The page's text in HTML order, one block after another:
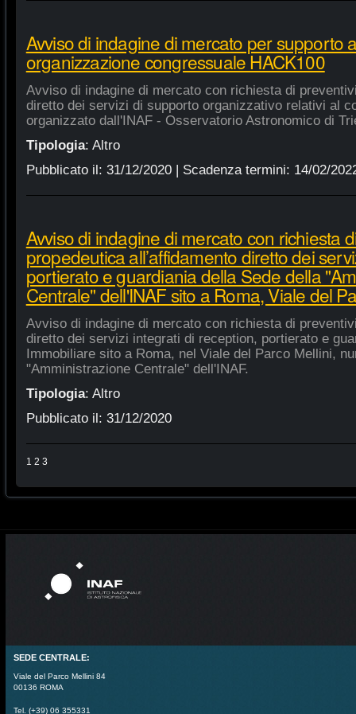
Avviso di indagine di mercato per supporto
organizzazione congressuale HACK100
Avviso di indagine di mercato con richiesta di
diretto dei servizi di supporto organizzativo relativi al
organizzato dall'INAF - Osservatorio Astronomico di
Tipologia: Altro
Pubblicato il: 31/12/2020| Scadenza termini: 14/02/
Avviso di indagine di mercato con richiesta
propedeutica all’affidamento diretto dei
portierato e guardiania della Sede della
Centrale" dell'INAF sito a Roma, Viale del
Avviso di indagine di mercato con richiesta di
diretto dei servizi integrati di reception, portierato e
Immobiliare sito a Roma, nel Viale del Parco Mellini,
"Amministrazione Centrale" dell'INAF.
Tipologia: Altro
Pubblicato il: 31/12/2020
1 2 3
SEDE CENTRALE:
Viale del Parco Mellini 84
00136 ROMA
Tel. (+39) 06 355331